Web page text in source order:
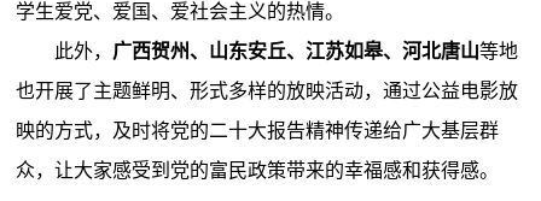
学生爱党、爱国、爱社会主义的热情。
此外， 广西贺州、山东安丘、江苏如皋、河北唐山等地
也开展了主题鲜明、形式多样的放映活动，通过公益电影放
映的方式，及时将党的二十大报告精神传递给广大基层群
众，让大家感受到党的富民政策带来的幸福感和获得感。